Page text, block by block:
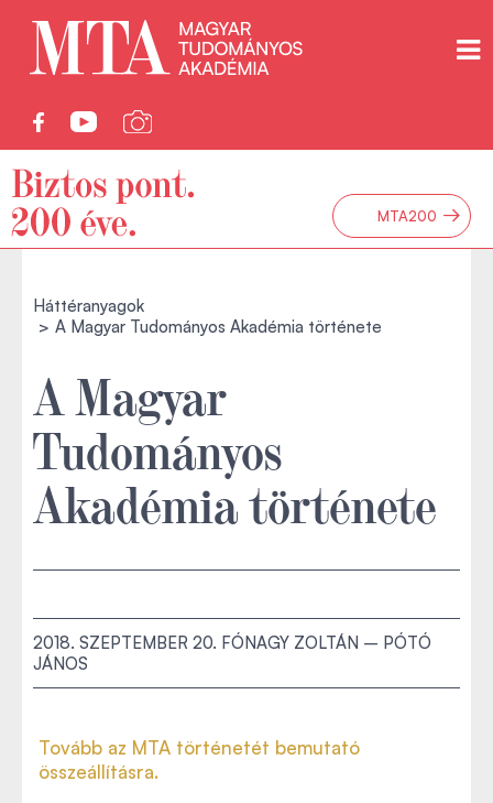
MTA200 →
Háttéranyagok
A Magyar Tudományos Akadémia története
A Magyar
Tudományos
Akadémia története
2018. SZEPTEMBER 20. FÓNAGY ZOLTÁN – PÓTÓ
JÁNOS
Tovább az MTA történetét bemutató
összeállításra.